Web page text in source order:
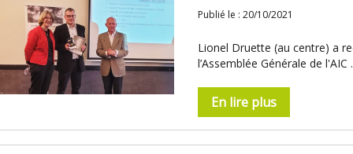
Publié le : 20/10/2021
Lionel Druette (au centre) a
l’Assemblée Générale de l'AIC
En lire plus